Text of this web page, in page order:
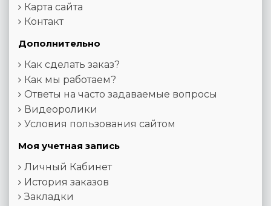
Карта сайта
Контакт
Дополнительно
Как сделать заказ?
Как мы работаем?
Ответы на часто задаваемые вопросы
Видеоролики
Условия пользования сайтом
Моя учетная запись
Личный Кабинет
История заказов
Закладки